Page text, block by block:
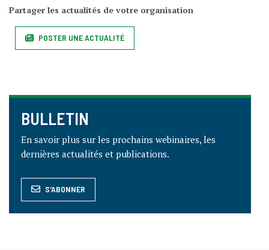
Partager les actualités de votre organisation
POSTER UNE ACTUALITÉ
BULLETIN
En savoir plus sur les prochains webinaires, les
dernières actualités et publications.
S'ABONNER